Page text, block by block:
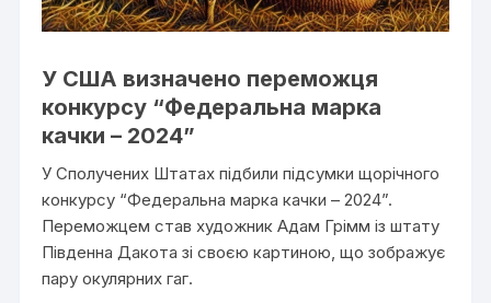
У США визначено переможця
конкурсу “Федеральна марка
качки – 2024”
У Сполучених Штатах підбили підсумки щорічного
конкурсу “Федеральна марка качки – 2024”.
Переможцем став художник Адам Грімм із штату
Південна Дакота зі своєю картиною, що зображує
пару окулярних гаг.